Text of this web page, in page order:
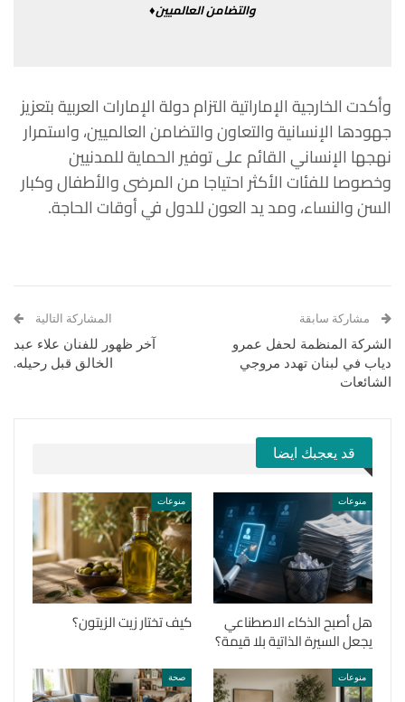
والتضامنالعالميين♦
وأكدتالخارجيةالإماراتيةالتزامدولةالإماراتالعربيةبتعزيز
جهودها الإنسانيةوالتعاونوالتضامنالعالميين،واستمرار
نهجها الإنسانيالقائمعلىتوفير الحمايةللمدنيين
وخصوصاللفئاتالأكثراحتياجامنالمرضىوالأطفالوكبار
السنوالنساء،ومديدالعونللدولفيأوقاتالحاجة.
مشاركة سابقة
الشركة المنظمة لحفل عمرو
دياب في لبنان تهدد مروجي
الشائعات
المشاركة التالية
آخر ظهور للفنان علاء عبد
الخالق قبل رحيله.
قد يعجبك ايضا
منوعات
هل أصبح الذكاء الاصطناعي
يجعل السيرة الذاتية بلا قيمة؟
منوعات
كيف تختار زيت الزيتون؟
منوعات صحة